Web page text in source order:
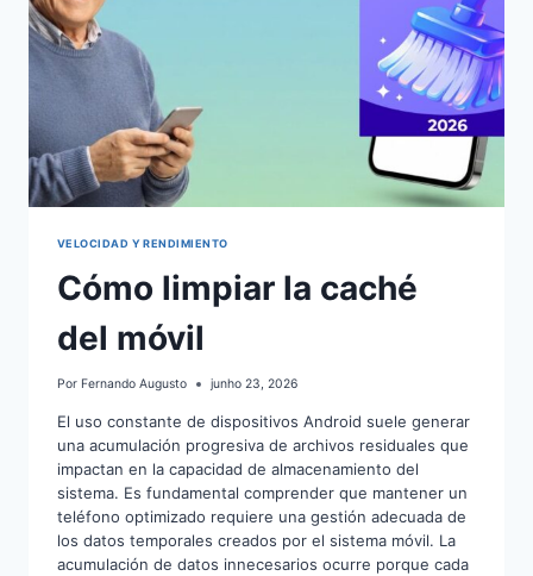
VELOCIDAD Y RENDIMIENTO
Cómo limpiar la caché
del móvil
Por Fernando Augusto junho 23, 2026
El uso constante de dispositivos Android suele generar
una acumulación progresiva de archivos residuales que
impactan en la capacidad de almacenamiento del
sistema. Es fundamental comprender que mantener un
teléfono optimizado requiere una gestión adecuada de
los datos temporales creados por el sistema móvil. La
acumulación de datos innecesarios ocurre porque cada